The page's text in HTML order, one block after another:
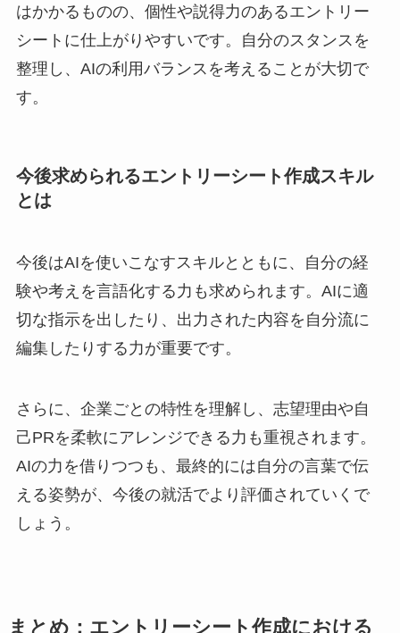
はかかるものの、個性や説得力のあるエントリー
シートに仕上がりやすいです。自分のスタンスを
整理し、AIの利用バランスを考えることが大切で
す。
今後求められるエントリーシート作成スキル
とは
今後はAIを使いこなすスキルとともに、自分の経
験や考えを言語化する力も求められます。AIに適
切な指示を出したり、出力された内容を自分流に
編集したりする力が重要です。
さらに、企業ごとの特性を理解し、志望理由や自
己PRを柔軟にアレンジできる力も重視されます。
AIの力を借りつつも、最終的には自分の言葉で伝
える姿勢が、今後の就活でより評価されていくで
しょう。
まとめ：エントリーシート作成における